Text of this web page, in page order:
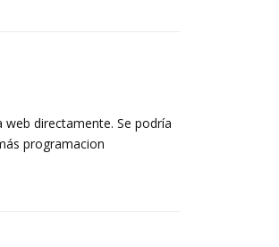
directamente. Se podría
programacion